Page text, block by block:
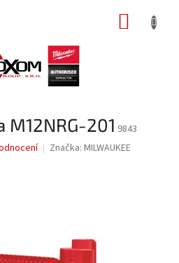
201 9843
Značka: MILWAUKEE